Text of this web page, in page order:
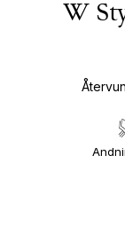
W